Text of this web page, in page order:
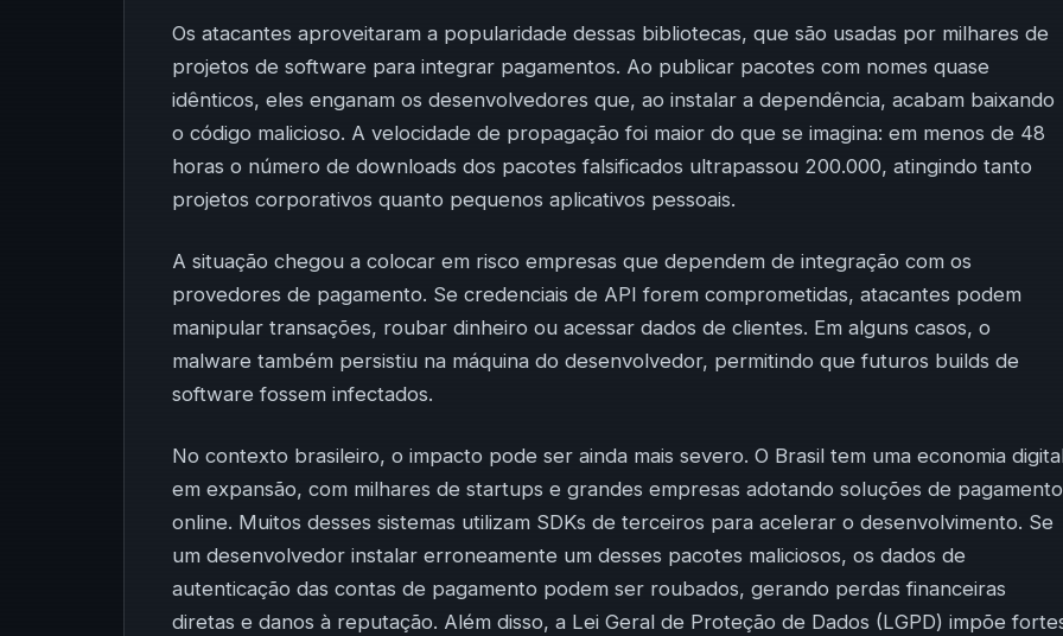
Os atacantes aproveitaram a popularidade dessas bibliotecas, que são usadas por milhares de
projetos de software para integrar pagamentos. Ao publicar pacotes com nomes quase
idênticos, eles enganam os desenvolvedores que, ao instalar a dependência, acabam baixando
o código malicioso. A velocidade de propagação foi maior do que se imagina: em menos de 48
horas o número de downloads dos pacotes falsificados ultrapassou 200.000, atingindo tanto
projetos corporativos quanto pequenos aplicativos pessoais.
A situação chegou a colocar em risco empresas que dependem de integração com os
provedores de pagamento. Se credenciais de API forem comprometidas, atacantes podem
manipular transações, roubar dinheiro ou acessar dados de clientes. Em alguns casos, o
malware também persistiu na máquina do desenvolvedor, permitindo que futuros builds de
software fossem infectados.
No contexto brasileiro, o impacto pode ser ainda mais severo. O Brasil tem uma economia
em expansão, com milhares de startups e grandes empresas adotando soluções de pagamento
online. Muitos desses sistemas utilizam SDKs de terceiros para acelerar o desenvolvimento. Se
um desenvolvedor instalar erroneamente um desses pacotes maliciosos, os dados de
autenticação das contas de pagamento podem ser roubados, gerando perdas financeiras
diretas e danos à reputação. Além disso, a Lei Geral de Proteção de Dados (LGPD) impõe